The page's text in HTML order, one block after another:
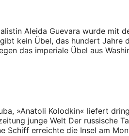
Aleida Guevara wurde mit
kein Übel, das hundert
das imperiale Übel aus
»Anatoli Kolodkin« liefert
junge Welt Der russische
Schiff erreichte die Insel am